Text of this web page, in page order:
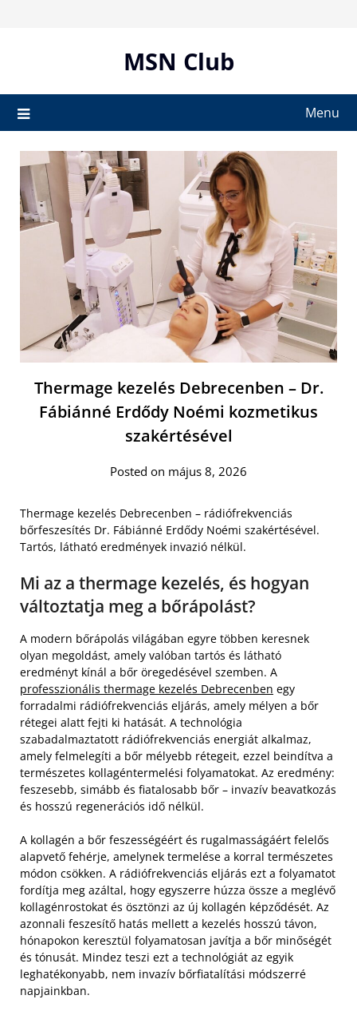
MSN Club
Menu
Thermage kezelés Debrecenben – Dr.
Fábiánné Erdődy Noémi kozmetikus
szakértésével
Posted on május 8, 2026
Thermage kezelés Debrecenben – rádiófrekvenciás
bőrfeszesítés Dr. Fábiánné Erdődy Noémi szakértésével.
Tartós, látható eredmények invazió nélkül.
Mi az a thermage kezelés, és hogyan
változtatja meg a bőrápolást?
A modern bőrápolás világában egyre többen keresnek
olyan megoldást, amely valóban tartós és látható
eredményt kínál a bőr öregedésével szemben. A
professzionális thermage kezelés Debrecenben egy
forradalmi rádiófrekvenciás eljárás, amely mélyen a bőr
rétegei alatt fejti ki hatását. A technológia
szabadalmaztatott rádiófrekvenciás energiát alkalmaz,
amely felmelegíti a bőr mélyebb rétegeit, ezzel beindítva a
természetes kollagéntermelési folyamatokat. Az eredmény:
feszesebb, simább és fiatalosabb bőr – invazív beavatkozás
és hosszú regenerációs idő nélkül.
A kollagén a bőr feszességéért és rugalmasságáért felelős
alapvető fehérje, amelynek termelése a korral természetes
módon csökken. A rádiófrekvenciás eljárás ezt a folyamatot
fordítja meg azáltal, hogy egyszerre húzza össze a meglévő
kollagénrostokat és ösztönzi az új kollagén képződését. Az
azonnali feszesítő hatás mellett a kezelés hosszú távon,
hónapokon keresztül folyamatosan javítja a bőr minőségét
és tónusát. Mindez teszi ezt a technológiát az egyik
leghatékonyabb, nem invazív bőrfiatalítási módszerré
napjainkban.